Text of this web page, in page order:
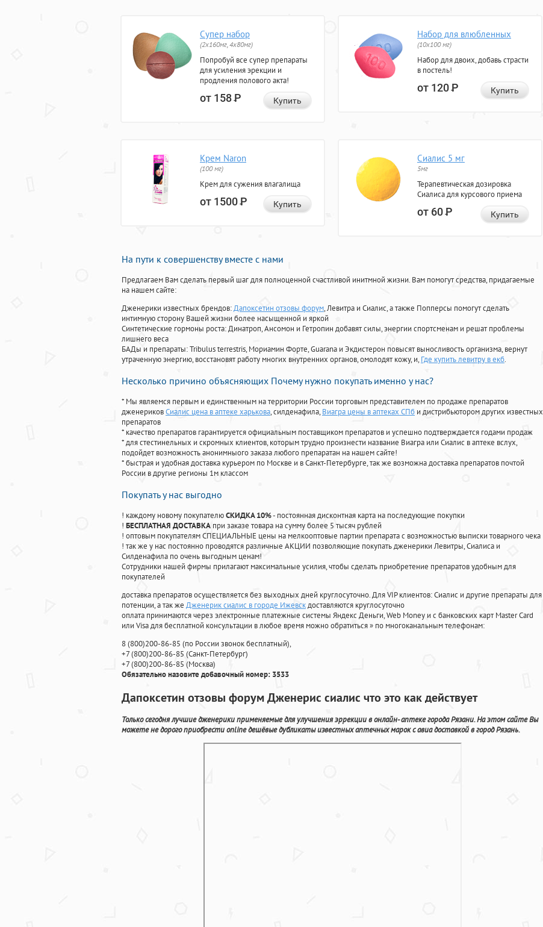
Супер набор
(2х160мг, 4х80мг)
Попробуй все супер препараты
для усиления эрекции и
продления полового акта!
от 158Р Купить
Набор для влюбленных
(10х100 мг)
Набор для двоих, добавь страсти
в постель!
от 120Р Купить
Крем Naron
(100 мг)
Крем для сужения влагалища
от 1500Р Купить
Сиалис 5 мг
5мг
Терапевтическая дозировка
Сиалиса для курсового приема
от 60Р Купить
На пути к совершенству вместе с нами
Предлагаем Вам сделать первый шаг для полноценной счастливой инитмной жизни. Вам помогут средства, придагаемые
на нашем сайте:
Дженерики известных брендов:Дапоксетин отзовы форум, Левитра и Сиалис, а также Попперсы помогут сделать
интимную сторону Вашей жизни более насыщенной и яркой
Синтетические гормоны роста: Динатроп, Ансомон и Гетропин добавят силы, энергии спортсменам и решат проблемы
лишнего веса
БАДы и препараты:Tribulus terrestris, Мориамин Форте, Guarana и Экдистерон повысят выносливость организма, вернут
утраченную энергию, восстановят работу многих внутренних органов, омолодят кожу, и, Где купить левитру в екб.
Несколько причино объясняющих Почему нужно покупать именно у нас?
* Мы являемся первым и единственным на территории России торговым представителем по продаже препаратов
дженериковСиалис цена в аптеке харькова, силденафила, Виагра цены в аптеках СПб и дистрибьютором других известных
препаратов
* качество препаратов гарантируется официальным поставщиком препаратов и успешно подтверждается годами продаж
* для стестинельных и скромных клиентов, которым трудно произнести название Виагра или Сиалис в аптеке вслух,
подойдет возможность анонимныого заказа любого препаратан на нашем сайте!
* быстрая и удобная доставка курьером по Москве и в Санкт-Петербурге, так же возможна доставка препаратов почтой
России в другие регионы 1м классом
Покупать у нас выгодно
! каждому новому покупателюСКИДКА 10%- постоянная дисконтная карта на последующие покупки
! БЕСПЛАТНАЯ ДОСТАВКА при заказе товара на сумму более 5 тысяч рублей
! оптовым покупателям СПЕЦИАЛЬНЫЕ цены на мелкооптовые партии препарата с возможностью выписки товарного чека
! так же у нас постоянно проводятся различные АКЦИИ позволяющие покупать дженерики Левитры, Сиалиса и
Силденафила по очень выгодным ценам!
Cотрудники нашей фирмы прилагают максимальные усилия, чтобы сделать приобретение препаратов удобным для
покупателей
доставка препаратов осуществляется без выходных дней круглосуточно. Для VIP клиентов: Сиалис и другие препараты для
потенции, а так же Дженерик сиалис в городе Ижевскдоставляются круглосуточно
оплата принимаются через электронные платежные системы Яндекс Деньги, Web Money и с банковских карт Master Card
или Visa для бесплатной консультации в любое время можно обратиться» по многоканальным телефонам:
8(800)200-86-85 (по России звонок бесплатный),
+7(800)200-86-85 (Санкт-Петербург)
+7(800)200-86-85 (Москва)
Обязательно назовите добавочный номер: 3533
Дапоксетин отзовы форум Дженерис сиалис что это как действует
Только сегодня лучшие дженерики применяемые для улучшения эррекции в онлайн- аптеке города Рязани. На этом сайте Вы
можете не дорого приобрести online дешёвые дубликаты известных аптечных марок с авиа доставкой в город Рязань.